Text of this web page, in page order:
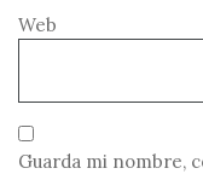
Web
Guarda mi nombre,